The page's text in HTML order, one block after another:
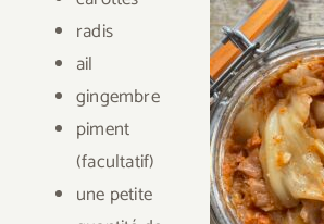
radis
ail
gingembre
piment
(facultatif)
une petite